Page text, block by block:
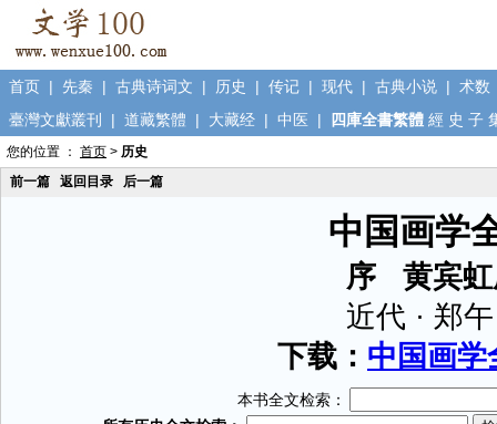
首页 | 先秦 | 古典诗词文 | 历史 | 传记 | 现代 | 古典小说 | 术数
臺灣文獻叢刊
| 道藏繁體 | 大藏经 | 中医 | 四庫全書繁體 經 史 子
您的位置 ： 首页 > 历史
前一篇
返回目录 后一篇
中国画学
序 黄宾虹
近代 · 郑
下载： 中国画
本书全文检索：